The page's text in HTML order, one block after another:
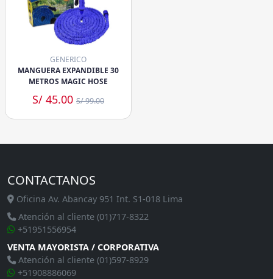
GENERICO
MANGUERA EXPANDIBLE 30
METROS MAGIC HOSE
S/ 45.00 S/ 99.00
CONTACTANOS
Oficina Av. Abancay 951 Int. S1-018 Lima
Atención al cliente (01)717-8322
+51951556954
VENTA MAYORISTA / CORPORATIVA
Atención al cliente (01)597-8929
+51908886069